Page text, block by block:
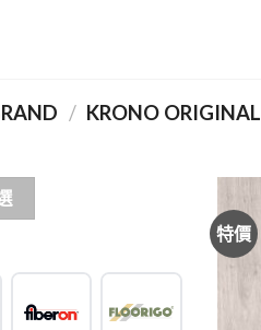
/ KRONO ORIGINAL
特價